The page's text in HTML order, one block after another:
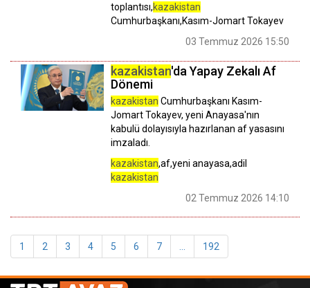
toplantısı,kazakistan
Cumhurbaşkanı,Kasım-Jomart Tokayev
03 Temmuz 2026 15:50
kazakistan'da Yapay Zekalı Af
Dönemi
kazakistan Cumhurbaşkanı Kasım-
Jomart Tokayev, yeni Anayasa'nın
kabulü dolayısıyla hazırlanan af yasasını
imzaladı.
kazakistan,af,yeni anayasa,adil
kazakistan
02 Temmuz 2026 14:10
1 2 3 4 5 6 7 192